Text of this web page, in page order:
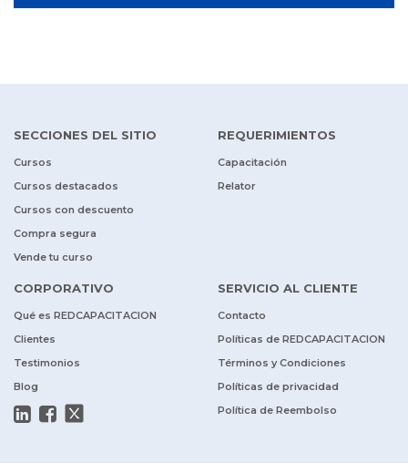
SECCIONES DEL SITIO
Cursos
Cursos destacados
Cursos con descuento
Compra segura
Vende tu curso
REQUERIMIENTOS
Capacitación
Relator
CORPORATIVO
Qué es REDCAPACITACION
Clientes
Testimonios
Blog
SERVICIO AL CLIENTE
Contacto
Políticas de REDCAPACITACION
Términos y Condiciones
Políticas de privacidad
Política de Reembolso